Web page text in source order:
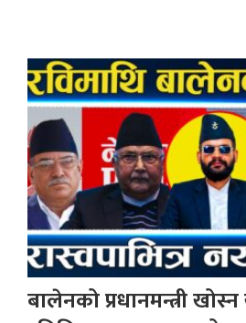
बालेनको प्रधानमन्त्री